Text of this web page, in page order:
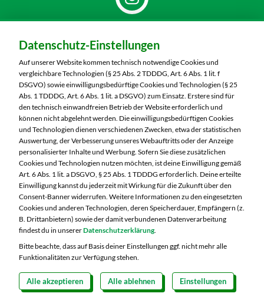
MARKTKAUF Hof
Schleizer Straße 49
95028 Hof
Telefon:09281 7186
Markt ändern
Öffnungszeiten diese Woche:
Mo:
07:00 – 20:00 Uhr
Di:
07:00 – 20:00 Uhr
Mi:
07:00 – 20:00 Uhr
Do:
07:00 – 20:00 Uhr
Fr:
07:00 – 20:00 Uhr
Copyright 2026 © MARKTKAUF Datenschutz Impressum
Datenschutz-Einstellungen
Auf unserer Website kommen technisch notwendige Cookies und
vergleichbare Technologien (§ 25 Abs. 2 TDDDG, Art. 6 Abs. 1 lit. f
DSGVO) sowie einwilligungsbedürftige Cookies und Technologien (§ 25
Abs. 1 TDDDG, Art. 6 Abs. 1 lit. a DSGVO) zum Einsatz. Erstere sind für
den technisch einwandfreien Betrieb der Website erforderlich und
können nicht abgelehnt werden. Die einwilligungsbedürftigen Cookies
und Technologien dienen verschiedenen Zwecken, etwa der statistischen
Auswertung, der Verbesserung unseres Webauftritts oder der Anzeige
personalisierter Inhalte und Werbung. Sofern Sie diese zusätzlichen
Cookies und Technologien nutzen möchten, ist deine Einwilligung gemäß
Art. 6 Abs. 1 lit. a DSGVO, § 25 Abs. 1 TDDDG erforderlich. Deine erteilte
Einwilligung kannst du jederzeit mit Wirkung für die Zukunft über den
Consent-Banner widerrufen. Weitere Informationen zu den eingesetzten
Cookies und anderen Technologien, deren Speicherdauer, Empfängern (z.
B. Drittanbietern) sowie der damit verbundenen Datenverarbeitung
findest du in unsererDatenschutzerklärung.
Bitte beachte, dass auf Basis deiner Einstellungen ggf. nicht mehr alle
Funktionalitäten zur Verfügung stehen.
Alle akzeptieren Alle ablehnen Einstellungen